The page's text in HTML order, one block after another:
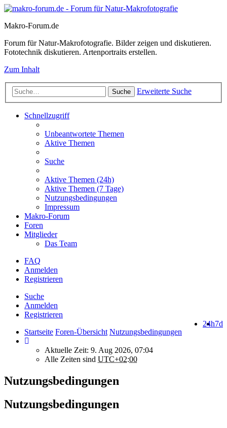
Makro-Forum.de
Forum für Natur-Makrofotografie. Bilder zeigen und diskutieren.
Fototechnik diskutieren. Artenportraits erstellen.
Zum Inhalt
Suche Erweiterte Suche
Schnellzugriff
Unbeantwortete Themen
Aktive Themen
Suche
Aktive Themen (24h)
Aktive Themen (7 Tage)
Nutzungsbedingungen
Impressum
Makro-Forum
Foren
Mitglieder
Das Team
FAQ
Anmelden
Registrieren
Suche
Anmelden
Registrieren
7d
24h
Startseite Foren-Übersicht Nutzungsbedingungen
Aktuelle Zeit: 9. Aug 2026, 07:04
Alle Zeiten sind UTC+02:00
Nutzungsbedingungen
Nutzungsbedingungen